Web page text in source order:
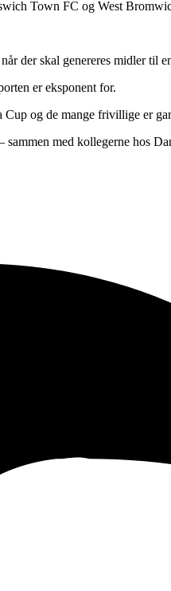
Town FC og West
der skal genereres midler til
er eksponent for.
og de mange frivillige er
med kollegerne hos